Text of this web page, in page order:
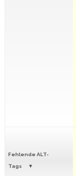
Fehlende ALT-
Tags